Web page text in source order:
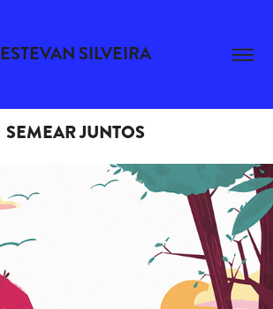
ESTEVAN SILVEIRA
SEMEAR JUNTOS